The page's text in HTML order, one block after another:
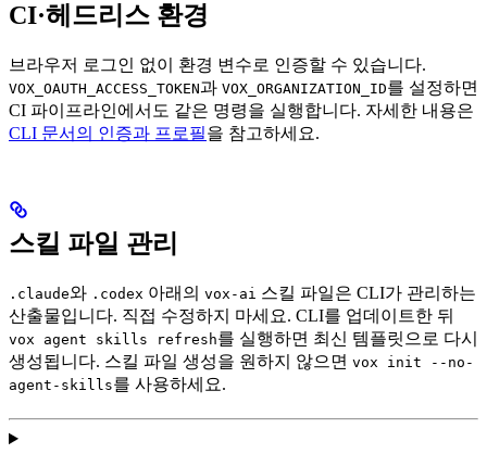
CI·헤드리스 환경
브라우저 로그인 없이 환경 변수로 인증할 수 있습니다.
VOX_OAUTH_ACCESS_TOKEN과 VOX_ORGANIZATION_ID를 설정하면
CI 파이프라인에서도 같은 명령을 실행합니다. 자세한 내용은
CLI 문서의 인증과 프로필을 참고하세요.
스킬 파일 관리
.claude와 .codex 아래의 vox-ai 스킬 파일은 CLI가 관리하는
산출물입니다. 직접 수정하지 마세요. CLI를 업데이트한 뒤
vox agent skills refresh를 실행하면 최신 템플릿으로 다시
생성됩니다. 스킬 파일 생성을 원하지 않으면 vox init --no-
agent-skills를 사용하세요.